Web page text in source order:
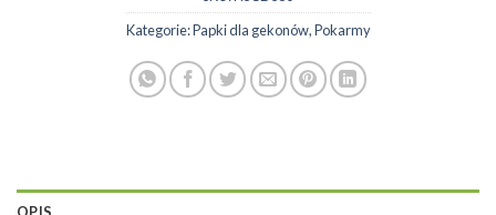
Kategorie:Papki dla gekonów,Pokarmy